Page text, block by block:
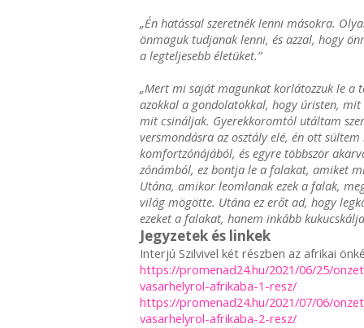
„Én hatással szeretnék lenni másokra.
önmaguk tudjanak lenni, és azzal, hogy
a legteljesebb életüket.”
„Mert mi saját magunkat korlátozzuk le a
azokkal a gondolatokkal, hogy úristen,
mit csináljak. Gyerekkoromtól utáltam
versmondásra az osztály elé, én ott
komfortzónájából, és egyre többször
zónámból, ez bontja le a falakat, amiket
Utána, amikor leomlanak ezek a falak,
világ mögötte. Utána ez erőt ad, hogy
ezeket a falakat, hanem inkább
Jegyzetek és linkek
Interjú Szilvivel két részben az afrikai
https://promenad24.hu/2021/06/25/
vasarhelyrol-afrikaba-1-resz/
https://promenad24.hu/2021/07/06/
vasarhelyrol-afrikaba-2-resz/